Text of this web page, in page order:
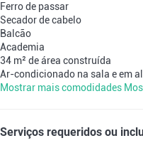
Ferro de passar
Secador de cabelo
Balcão
Academia
34 m² de área construída
Ar-condicionado na sala e em
Mostrar mais comodidades
Serviços requeridos ou